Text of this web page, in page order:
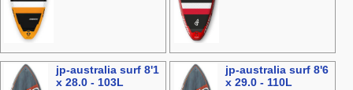
jp-australia surf 8'1
x 28.0 - 103L
jp-australia surf 8'6
x 29.0 - 110L